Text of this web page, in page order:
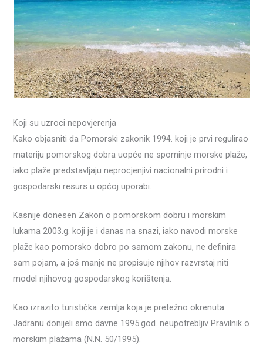
Koji su uzroci nepovjerenja
Kako objasniti da Pomorski zakonik 1994. koji je prvi regulirao
materiju pomorskog dobra uopće ne spominje morske plaže,
iako plaže predstavljaju neprocjenjivi nacionalni prirodni i
gospodarski resurs u općoj uporabi.
Kasnije donesen Zakon o pomorskom dobru i morskim
lukama 2003.g. koji je i danas na snazi, iako navodi morske
plaže kao pomorsko dobro po samom zakonu, ne definira
sam pojam, a još manje ne propisuje njihov razvrstaj niti
model njihovog gospodarskog korištenja.
Kao izrazito turistička zemlja koja je pretežno okrenuta
Jadranu donijeli smo davne 1995.god. neupotrebljiv Pravilnik o
morskim plažama (N.N. 50/1995).